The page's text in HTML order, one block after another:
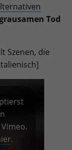
Tod
Szenen, die
.